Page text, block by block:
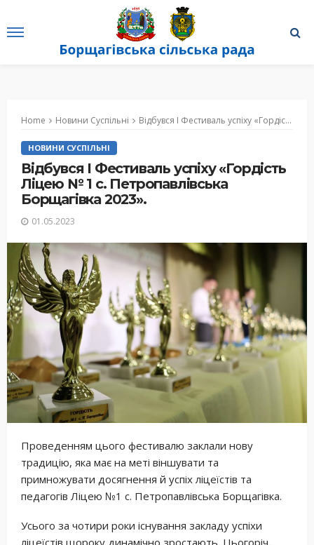
Home Новини Суспільні Відбувся I Фестиваль успіху «Гордість Ліцею № 1 с. Петропавлівська Борщагівка 2023».
НОВИНИ СУСПІЛЬНІ
Відбувся I Фестиваль успіху «Гордість
Ліцею № 1 с. Петропавлівська
Борщагівка 2023».
01.05.2023
Проведенням цього фестивалю заклали нову
традицію, яка має на меті віншувати та
примножувати досягнення й успіх ліцеїстів та
педагогів Ліцею №1 с. Петропавлівська Борщагівка.
Усього за чотири роки існування закладу успіхи
ліцеїстів щороку динамічно зростають. Цьогоріч,